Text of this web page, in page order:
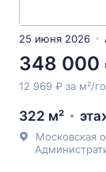
25 июня 2026
348 000
12 969 ₽ за м²/
322 м²
Московская